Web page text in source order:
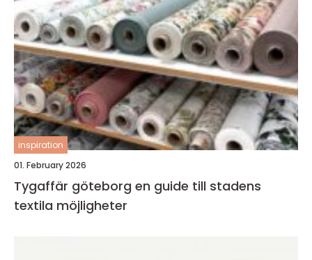
inspiration
01. February 2026
Tygaffär göteborg en guide till stadens
textila möjligheter